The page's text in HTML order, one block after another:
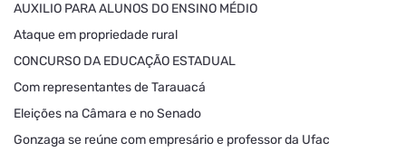
AUXILIO PARA ALUNOS DO ENSINO MÉDIO
Ataque em propriedade rural
CONCURSO DA EDUCAÇÃO ESTADUAL
Com representantes de Tarauacá
Eleições na Câmara e no Senado
Gonzaga se reúne com empresário e professor da Ufac